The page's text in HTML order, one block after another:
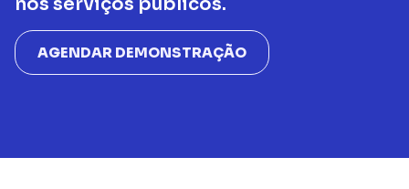
AGENDAR DEMONSTRAÇÃO